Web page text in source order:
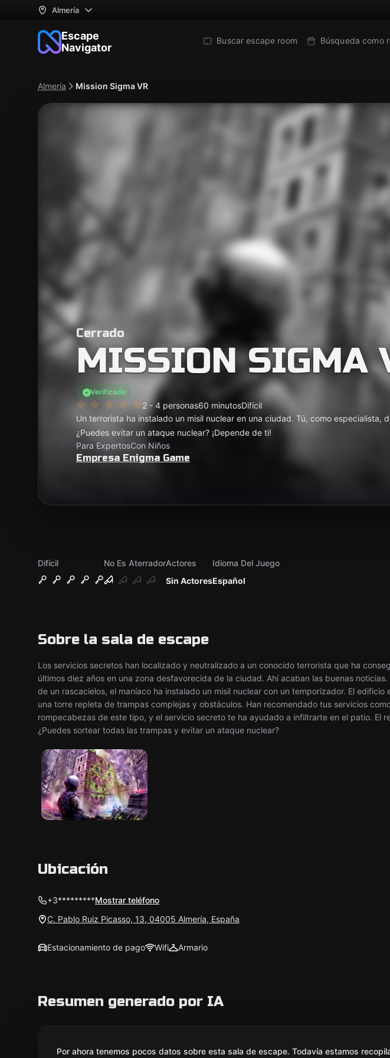
Almería
Escape
Navigator
Buscar escape room Búsqueda como
Almería Mission Sigma VR
Cerrado
MISSION SIGMA
Verificado
2 - 4 personas60 minutosDifícil
Un terrorista ha instalado un misil nuclear en una ciudad. Tú, como especialista,
¿Puedes evitar un ataque nuclear? ¡Depende de ti!
Para ExpertosCon Niños
Empresa Enigma Game
Difícil
No Es Aterrador
Sin Actores
Actores
Español
Idioma Del Juego
Sobre la sala de escape
Los servicios secretos han localizado y neutralizado a un conocido terrorista que ha
últimos diez años en una zona desfavorecida de la ciudad. Ahí acaban las buenas
de un rascacielos, el maníaco ha instalado un misil nuclear con un temporizador. El edificio
una torre repleta de trampas complejas y obstáculos. Han recomendado tus servicios
rompecabezas de este tipo, y el servicio secreto te ha ayudado a infiltrarte en el patio. El
¿Puedes sortear todas las trampas y evitar un ataque nuclear?
Ubicación
+3*********Mostrar teléfono
C. Pablo Ruiz Picasso, 13, 04005 Almería, España
Estacionamiento de pago Wifi Armario
Resumen generado por IA
Por ahora tenemos pocos datos sobre esta sala de escape. Todavía estamos